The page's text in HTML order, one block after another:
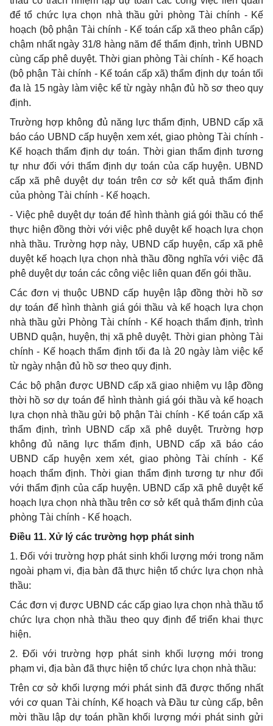
để tổ chức lựa chọn nhà thầu gửi phòng Tài chính - Kế
hoạch (bộ phận Tài chính - Kế toán cấp xã theo phân cấp)
chậm nhất ngày 31/8 hàng năm để thẩm định, trình UBND
cùng cấp phê duyệt. Thời gian phòng Tài chính - Kế hoạch
(bộ phận Tài chính - Kế toán cấp xã)thẩm định dự toán tối
đa là 15 ngày làm việc kể từ ngày nhận đủ hồ sơ theo quy
định.
Trường hợp không đủ năng lực thẩm định, UBND cấp xã
báo cáo UBND cấp huyện xem xét, giao phòng Tài chính -
Kế hoạch thẩm định dự toán. Thời gian thẩm định tương
tự như đối với thẩm định dự toán của cấp huyện. UBND
cấp xã phê duyệt dự toán trên cơ sở kết quả thẩm định
của phòng Tài chính - Kế hoạch.
- Việc phê duyệt dự toán để hình thành giá gói thầu có thể
thực hiện đồng thời với việc phê duyệt kế hoạch lựa chọn
nhà thầu.Trường hợp này, UBND cấp huyện, cấp xã phê
duyệt kế hoạch lựa chọn nhà thầu đồng nghĩa với việc đã
phê duyệt dự toán các công việc liên quan đến gói thầu.
Các đơn vị thuộc UBND cấp huyện lập đồng thời hồ sơ
dự toán để hình thành giá gói thầu và kế hoạch lựa chọn
nhà thầu gửi Phòng Tài chính - Kế hoạch thẩm định, trình
UBND quận, huyện, thị xã phê duyệt. Thời gian phòng Tài
chính - Kế hoạch thẩm định tối đa là 20 ngày làm việc kể
từ ngày nhận đủ hồ sơ theo quy định.
Các bộ phận được UBND cấp xã giao nhiệm vụ lập đồng
thời hồ sơ dự toán để hình thành giá gói thầu và kế hoạch
lựa chọn nhà thầu gửi bộ phận Tài chính - Kế toán cấp xã
thẩm định, trình UBND cấp xã phê duyệt. Trường hợp
không đủ năng lực thẩm định, UBND cấp xã báo cáo
UBND cấp huyện xem xét, giao phòng Tài chính - Kế
hoạch thẩm định.Thời gian thẩm định tương tự như đối
với thẩm định của cấp huyện. UBND cấp xã phê duyệt kế
hoạch lựa chọn nhà thầu trên cơ sở kết quả thẩm định của
phòng Tài chính - Kế hoạch.
Điều 11. Xử lý các trường hợp phát sinh
1. Đối với trường hợp phát sinh khối lượng mới trong năm
ngoài phạm vi, địa bàn đã thực hiện tổ chức lựa chọn nhà
thầu:
Các đơn vị được UBND các cấp giao lựa chọn nhà thầu tổ
chức lựa chọn nhà thầu theo quy định để triển khai thực
hiện.
2. Đối vớitrường hợp phát sinh khối lượng mới trong
phạm vi, địa bàn đã thực hiện tổ chức lựa chọn nhà thầu:
Trên cơ sở khối lượng mới phát sinh đã được thống nhất
với cơ quan Tài chính, Kế hoạch và Đầu tư cùng cấp, bên
mời thầu lập dự toán phần khối lượng mới phát sinh gửi